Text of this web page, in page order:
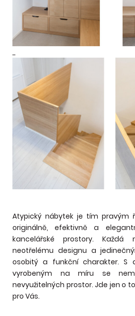
Atypický nábytek je tím pravým
originálně, efektivně a
kancelářské prostory.
neotřelému designu a
osobitý a funkční charakter. S
vyrobeným na míru se
nevyužitelných prostor. Jde jen o
pro Vás.